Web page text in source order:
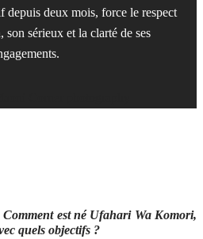
deux mois, force le respect
son sérieux et la clarté de ses
Comment est né Ufahari Wa Komori,
quels objectifs ?